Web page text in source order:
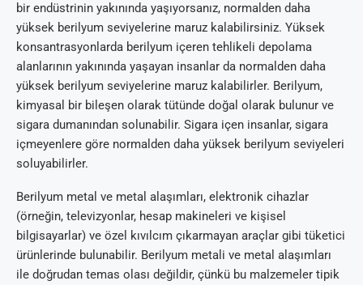
bir endüstrinin yakınında yaşıyorsanız, normalden daha
yüksek berilyum seviyelerine maruz kalabilirsiniz. Yüksek
konsantrasyonlarda berilyum içeren tehlikeli depolama
alanlarının yakınında yaşayan insanlar da normalden daha
yüksek berilyum seviyelerine maruz kalabilirler. Berilyum,
kimyasal bir bileşen olarak tütünde doğal olarak bulunur ve
sigara dumanından solunabilir. Sigara içen insanlar, sigara
içmeyenlere göre normalden daha yüksek berilyum seviyeleri
soluyabilirler.
Berilyum metal ve metal alaşımları, elektronik cihazlar
(örneğin, televizyonlar, hesap makineleri ve kişisel
bilgisayarlar) ve özel kıvılcım çıkarmayan araçlar gibi tüketici
ürünlerinde bulunabilir. Berilyum metali ve metal alaşımları
ile doğrudan temas olası değildir, çünkü bu malzemeler tipik